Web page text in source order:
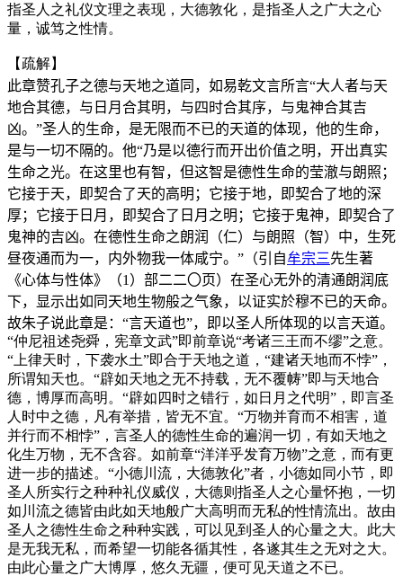
指圣人之礼仪文理之表现，大德敦化，是指圣人之广大之心
量，诚笃之性情。
【疏解】
此章赞孔子之德与天地之道同，如易乾文言所言“大人者与天
地合其德，与日月合其明，与四时合其序，与鬼神合其吉
凶。”圣人的生命，是无限而不已的天道的体现，他的生命，
是与一切不隔的。他“乃是以德行而开出价值之明，开出真实
生命之光。在这里也有智，但这智是德性生命的莹澈与朗照；
它接于天，即契合了天的高明；它接于地，即契合了地的深
厚；它接于日月，即契合了日月之明；它接于鬼神，即契合了
鬼神的吉凶。在德性生命之朗润（仁）与朗照（智）中，生死
昼夜通而为一，内外物我一体咸宁。”（引自牟宗三先生著
《心体与性体》（1 ）部二二〇页）在圣心无外的清通朗润底
下，显示出如同天地生物般之气象，以证实於穆不已的天命。
故朱子说此章是：“言天道也”，即以圣人所体现的以言天道。
“仲尼祖述尧舜，宪章文武”即前章说“考诸三王而不缪”之意。
“上律天时，下袭水土”即合于天地之道，“建诸天地而不悖”，
所谓知天也。“辟如天地之无不持载，无不覆帱”即与天地合
德，博厚而高明。“辟如四时之错行，如日月之代明”，即言圣
人时中之德，凡有举措，皆无不宜。“万物并育而不相害，道
并行而不相悖”，言圣人的德性生命的遍润一切，有如天地之
化生万物，无不含容。如前章“洋洋乎发育万物”之意，而有更
进一步的描述。“小德川流，大德敦化”者，小德如同小节，即
圣人所实行之种种礼仪威仪，大德则指圣人之心量怀抱，一切
如川流之德皆由此如天地般广大高明而无私的性情流出。故由
圣人之德性生命之种种实践，可以见到圣人的心量之大。此大
是无我无私，而希望一切能各循其性，各遂其生之无对之大。
由此心量之广大博厚，悠久无疆，便可见天道之不已。